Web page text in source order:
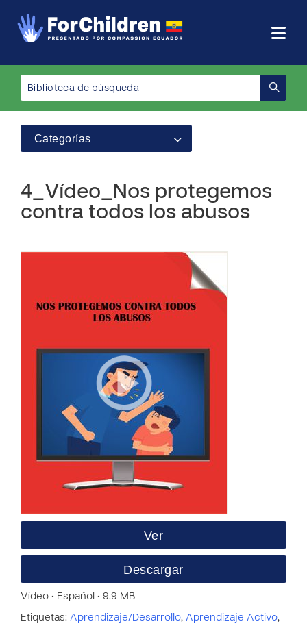
Categorías
4_Vídeo_Nos protegemos
contra todos los abusos
Ver
Descargar
Vídeo • Español • 9.9 MB
Etiquetas: Aprendizaje/Desarrollo, Aprendizaje Activo,